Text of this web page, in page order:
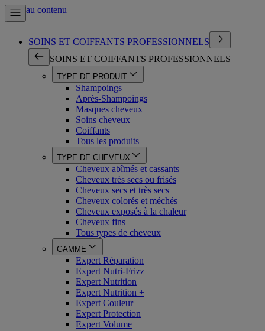
Aller au contenu
SOINS ET COIFFANTS PROFESSIONNELS
SOINS ET COIFFANTS PROFESSIONNELS
TYPE DE PRODUIT
Shampoings
Après-Shampoings
Masques cheveux
Soins cheveux
Coiffants
Tous les produits
TYPE DE CHEVEUX
Cheveux abîmés et cassants
Cheveux très secs ou frisés
Cheveux secs et très secs
Cheveux colorés et méchés
Cheveux exposés à la chaleur
Cheveux fins
Tous types de cheveux
GAMME
Expert Réparation
Expert Nutri-Frizz
Expert Nutrition
Expert Nutrition +
Expert Couleur
Expert Protection
Expert Volume